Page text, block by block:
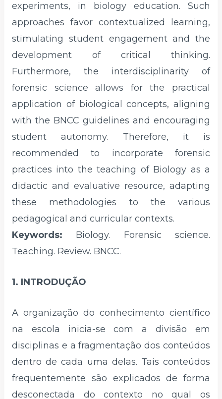
experiments, in biology education. Such
approaches favor contextualized learning,
stimulating student engagement and the
development of critical thinking.
Furthermore, the interdisciplinarity of
forensic science allows for the practical
application of biological concepts, aligning
with the BNCC guidelines and encouraging
student autonomy. Therefore, it is
recommended to incorporate forensic
practices into the teaching of Biology as a
didactic and evaluative resource, adapting
these methodologies to the various
pedagogical and curricular contexts.
Keywords: Biology. Forensic science.
Teaching. Review. BNCC.
1. INTRODUÇÃO
A organização do conhecimento científico
na escola inicia-se com a divisão em
disciplinas e a fragmentação dos conteúdos
dentro de cada uma delas. Tais conteúdos
frequentemente são explicados de forma
desconectada do contexto no qual os